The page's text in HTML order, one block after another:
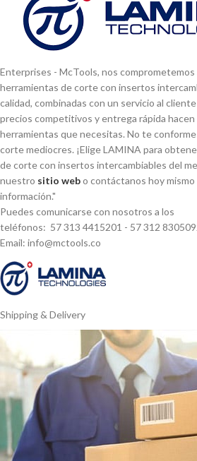
Enterprises - McTools, nos comprometemos
herramientas de corte con insertos
calidad, combinadas con un servicio al
precios competitivos y entrega rápida
herramientas que necesitas. No te
corte mediocres. ¡Elige LAMINA para
de corte con insertos intercambiables del
nuestro sitio webo contáctanos hoy
información."
Puedes comunicarse con nosotros a los
teléfonos: 57 313 4415201 - 57 312
Email: info@mctools.co
Shipping & Delivery